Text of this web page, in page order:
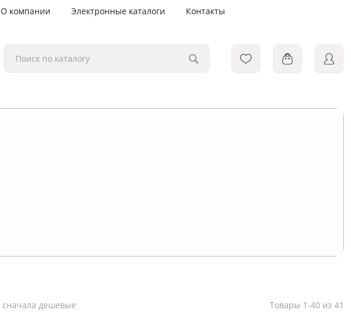
О компании Электронные каталоги
Контакты
сначала дешевые Товары 1-40 из 41